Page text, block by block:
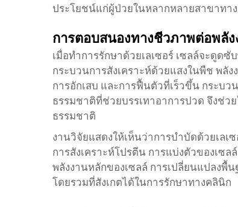
ประโยชน์แก่ผู้ป่วยในหลากหลายสาขาทา
การตอบสนองทางชีวภาพต่อพลัง
เมื่อทำการรักษาด้วยเลเซอร์ เซลล์จะดูด
กระบวนการสังเคราะห์ด้วยแสงในพืช พลั
การอักเสบ และการฟื้นตัวที่เร็วขึ้น กระบว
ธรรมชาติที่ช่วยบรรเทาอาการปวด จึงช่ว
ธรรมชาติ
งานวิจัยแสดงให้เห็นว่าการบำบัดด้วยเลเ
การสังเคราะห์โปรตีน การแบ่งตัวของเซ
พลังงานหลักของเซลล์ การเปลี่ยนแปลงพื้
โดยรวมที่สังเกตได้ในการรักษาทางคลินิก